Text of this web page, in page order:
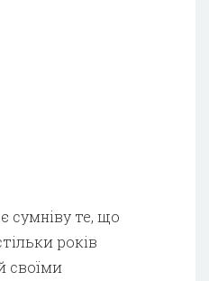
сумніву те, що
років
своїми